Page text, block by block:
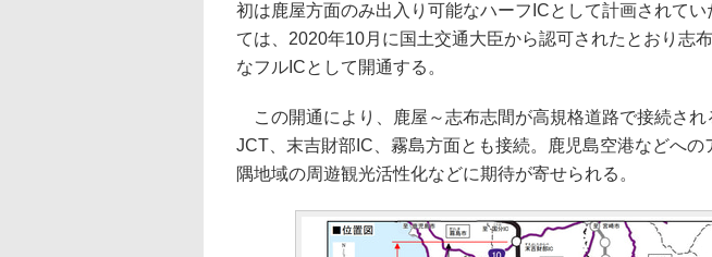
初は鹿屋方面のみ出入り可能なハーフICとして計画されて
ては、2020年10月に国土交通大臣から認可されたとおり志
なフルICとして開通する。
この開通により、鹿屋～志布志間が高規格道路で接続され
JCT、末吉財部IC、霧島方面とも接続。鹿児島空港などへの
隅地域の周遊観光活性化などに期待が寄せられる。